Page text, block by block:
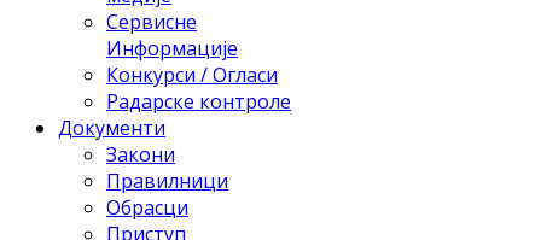
Сервисне
Информације
Конкурси / Огласи
Радарске контроле
Документи
Закони
Правилници
Обрасци
Приступ